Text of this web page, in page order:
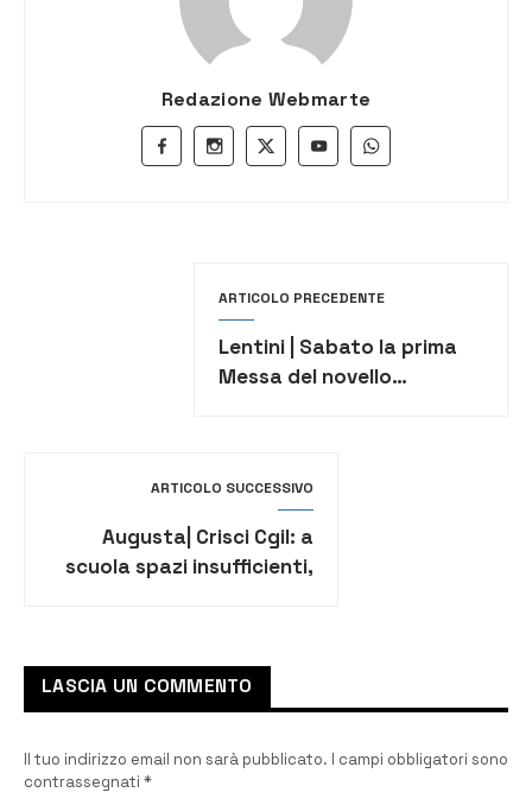
Redazione Webmarte
ARTICOLO PRECEDENTE
Lentini | Sabato la prima
Messa del novello
ARTICOLO SUCCESSIVO
Augusta| Crisci Cgil: a
scuola spazi insufficienti,
LASCIA UN COMMENTO
Il tuo indirizzo email non sarà pubblicato. I campi obbligatori sono
contrassegnati *